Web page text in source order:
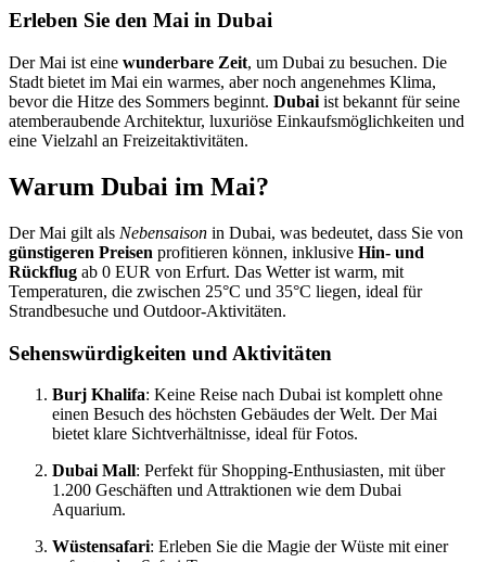
Erleben Sie den Mai in Dubai
Der Mai ist eine wunderbare Zeit, um Dubai zu besuchen. Die
Stadt bietet im Mai ein warmes, aber noch angenehmes Klima,
bevor die Hitze des Sommers beginnt. Dubai ist bekannt für seine
atemberaubende Architektur, luxuriöse Einkaufsmöglichkeiten und
eine Vielzahl an Freizeitaktivitäten.
Warum Dubai im Mai?
Der Mai gilt als Nebensaison in Dubai, was bedeutet, dass Sie von
günstigeren Preisen profitieren können, inklusive Hin- und
Rückflug ab 0 EUR von Erfurt. Das Wetter ist warm, mit
Temperaturen, die zwischen 25°C und 35°C liegen, ideal für
Strandbesuche und Outdoor-Aktivitäten.
Sehenswürdigkeiten und Aktivitäten
Burj Khalifa: Keine Reise nach Dubai ist komplett ohne
einen Besuch des höchsten Gebäudes der Welt. Der Mai
bietet klare Sichtverhältnisse, ideal für Fotos.
Dubai Mall: Perfekt für Shopping-Enthusiasten, mit über
1.200 Geschäften und Attraktionen wie dem Dubai
Aquarium.
Wüstensafari: Erleben Sie die Magie der Wüste mit einer